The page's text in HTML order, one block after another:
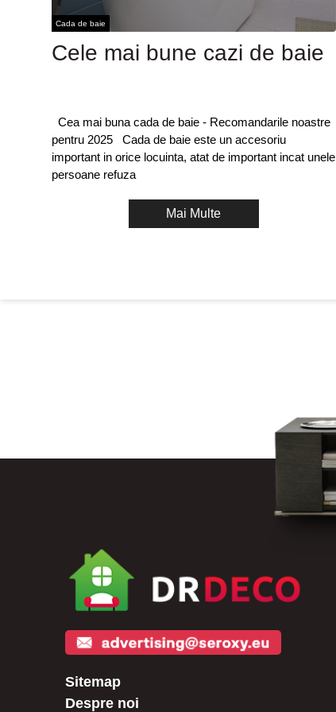
Cada de baie
Cele mai bune cazi de baie
Cea mai buna cada de baie - Recomandarile noastre
pentru 2025 Cada de baie este un accesoriu
important in orice locuinta, atat de important incat unele
persoane refuza
Mai Multe
Sitemap
Despre noi